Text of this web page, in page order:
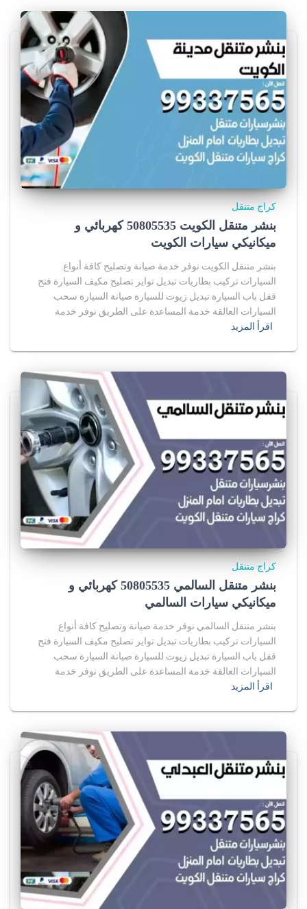
كراج متنقل
بنشر متنقل الكويت 50805535‬ كهربائي و
ميكانيكي سيارات الكويت
بنشر متنقل الكويت نوفر خدمة صيانة وتصليح كافة أنواع
السيارات تركيب بطاريات تبديل تواير تصليح مكيف السيارة فتح
قفل باب السيارة تبديل زيوت للسيارة صيانة السيارة سحب
السيارات العالقة خدمة المساعدة على الطريق نوفر خدمة
اقرأ المزيد
كراج متنقل
بنشر متنقل السالمي 50805535‬ كهربائي و
ميكانيكي سيارات السالمي
بنشر متنقل السالمي نوفر خدمة صيانة وتصليح كافة أنواع
السيارات تركيب بطاريات تبديل تواير تصليح مكيف السيارة فتح
قفل باب السيارة تبديل زيوت للسيارة صيانة السيارة سحب
السيارات العالقة خدمة المساعدة على الطريق نوفر خدمة
اقرأ المزيد